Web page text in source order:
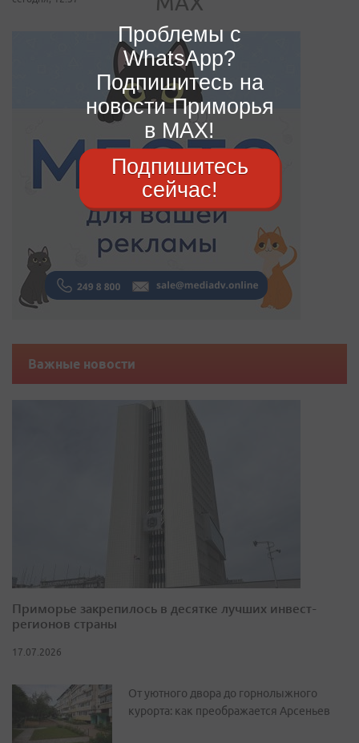
Важные новости
Приморье закрепилось в десятке лучших инвест-
регионов страны
17.07.2026
От уютного двора до горнолыжного
курорта: как преображается Арсеньев
Проблемы с
WhatsApp?
Подпишитесь на
новости Приморья
в MAX!
Подпишитесь
сейчас!